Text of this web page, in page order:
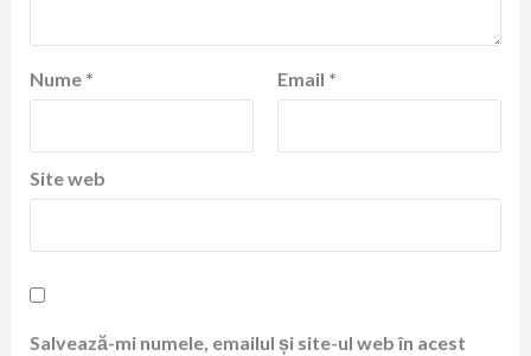
Nume * Email *
Site web
Salvează-mi numele, emailul și site-ul web în acest